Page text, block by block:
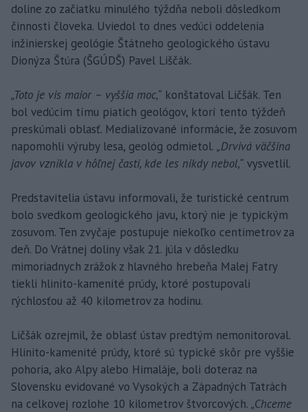
doline zo začiatku minulého týždňa neboli dôsledkom
činnosti človeka. Uviedol to dnes vedúci oddelenia
inžinierskej geológie Štátneho geologického ústavu
Dionýza Štúra (ŠGÚDŠ) Pavel Liščák.
„Toto je vis maior – vyššia moc,“ konštatoval Ličšák. Ten
bol vedúcim tímu piatich geológov, ktorí tento týždeň
preskúmali oblasť. Medializované informácie, že zosuvom
napomohli výruby lesa, geológ odmietol. „Drvivá väčšina
javov vznikla v hôľnej časti, kde les nikdy nebol,“ vysvetlil.
Predstavitelia ústavu informovali, že turistické centrum
bolo svedkom geologického javu, ktorý nie je typickým
zosuvom. Ten zvyčaje postupuje niekoľko centimetrov za
deň. Do Vrátnej doliny však 21. júla v dôsledku
mimoriadnych zrážok z hlavného hrebeňa Malej Fatry
tiekli hlinito-kamenité prúdy, ktoré postupovali
rýchlosťou až 40 kilometrov za hodinu.
Ličšák ozrejmil, že oblasť ústav predtým nemonitoroval.
Hlinito-kamenité prúdy, ktoré sú typické skôr pre vyššie
pohoria, ako Alpy alebo Himaláje, boli doteraz na
Slovensku evidované vo Vysokých a Západných Tatrách
na celkovej rozlohe 10 kilometrov štvorcových. „Chceme